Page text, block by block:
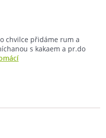
chvilce přidáme rum a
s kakaem a pr.do